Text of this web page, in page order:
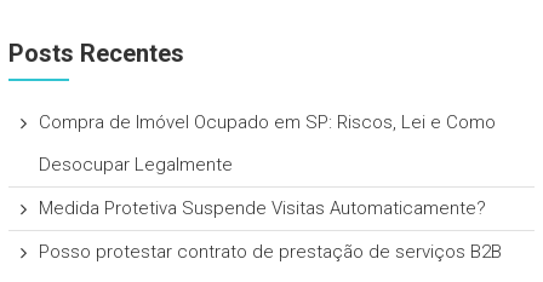
Posts Recentes
Compra de Imóvel Ocupado em SP: Riscos, Lei e Como
Desocupar Legalmente
Medida Protetiva Suspende Visitas Automaticamente?
Posso protestar contrato de prestação de serviços B2B